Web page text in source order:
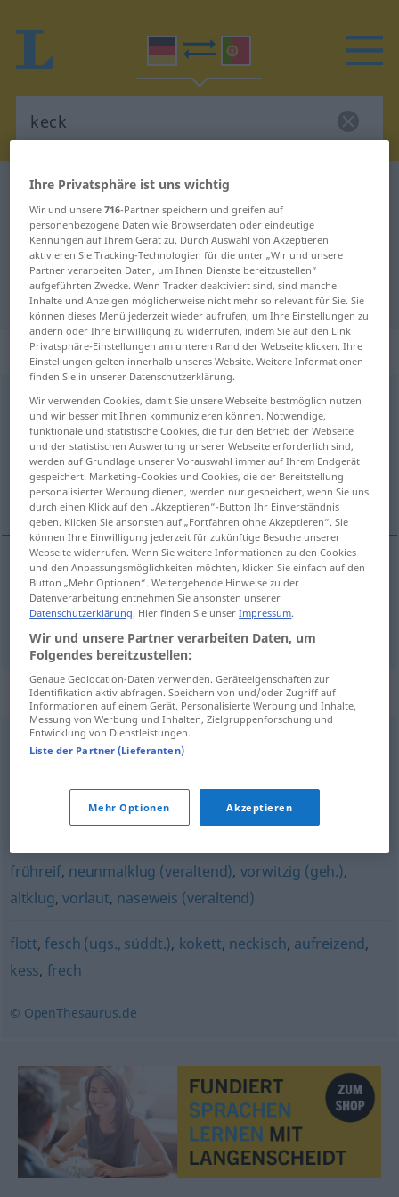
Deutsch-Portugiesisch Wörterbuch
Deutsch-Portugiesisch
Übersetzung für "keck"
"keck" Portugiesisch Übersetzung
„keck“
keck [kɛk]
Übersicht aller Übersetzungen
(Für mehr Details die Übersetzung anklicken/antippen)
atrevido, destemido, ousado
atrevido,destemido keck
Synonyme für "keck"
ungeniert,ungezwungen,
unvorsichtig,indiskret,unverschämt
frühreif, neunmalklug (veraltend), vorwitzig (geh.),
altklug,vorlaut, naseweis (veraltend)
flott,fesch (ugs., süddt.), kokett, neckisch, aufreizend,
kess, frech
© OpenThesaurus.de
Ihre Privatsphäre ist uns wichtig
Wir und unsere716-Partner speichern und greifen auf
personenbezogene Daten wie Browserdaten oder eindeutige
Kennungen auf Ihrem Gerät zu. Durch Auswahl von Akzeptieren
aktivieren Sie Tracking-Technologien für die unter „Wir und unsere
Partner verarbeiten Daten, um Ihnen Dienste bereitzustellen“
aufgeführten Zwecke. Wenn Tracker deaktiviert sind, sind manche
Inhalte und Anzeigen möglicherweise nicht mehr so relevant für Sie. Sie
können dieses Menü jederzeit wieder aufrufen, um Ihre Einstellungen zu
ändern oder Ihre Einwilligung zu widerrufen, indem Sie auf den Link
Privatsphäre-Einstellungen am unteren Rand der Webseite klicken. Ihre
Einstellungen gelten innerhalb unseres Website. Weitere Informationen
finden Sie in unserer Datenschutzerklärung.
Wir verwenden Cookies, damit Sie unsere Webseite bestmöglich nutzen
und wir besser mit Ihnen kommunizieren können. Notwendige,
funktionale und statistische Cookies, die für den Betrieb der Webseite
und der statistischen Auswertung unserer Webseite erforderlich sind,
werden auf Grundlage unserer Vorauswahl immer auf Ihrem Endgerät
gespeichert. Marketing-Cookies und Cookies, die der Bereitstellung
personalisierter Werbung dienen, werden nur gespeichert, wenn Sie uns
durch einen Klick auf den „Akzeptieren“-Button Ihr Einverständnis
geben. Klicken Sie ansonsten auf „Fortfahren ohne Akzeptieren“. Sie
können Ihre Einwilligung jederzeit für zukünftige Besuche unserer
Webseite widerrufen. Wenn Sie weitere Informationen zu den Cookies
und den Anpassungsmöglichkeiten möchten, klicken Sie einfach auf den
Button „Mehr Optionen“. Weitergehende Hinweise zu der
Datenverarbeitung entnehmen Sie ansonsten unserer
Datenschutzerklärung. Hier finden Sie unserImpressum.
Wir und unsere Partner verarbeiten Daten, um
Folgendes bereitzustellen:
Genaue Geolocation-Daten verwenden. Geräteeigenschaften zur
Identifikation aktiv abfragen. Speichern von und/oder Zugriff auf
Informationen auf einem Gerät. Personalisierte Werbung und Inhalte,
Messung von Werbung und Inhalten, Zielgruppenforschung und
Entwicklung von Dienstleistungen.
Liste der Partner (Lieferanten)
Mehr Optionen Akzeptieren